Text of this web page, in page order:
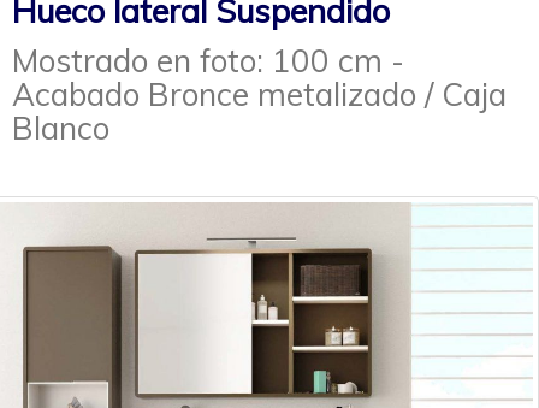
Hueco lateral Suspendido
Mostrado en foto: 100 cm -
Acabado Bronce metalizado / Caja
Blanco